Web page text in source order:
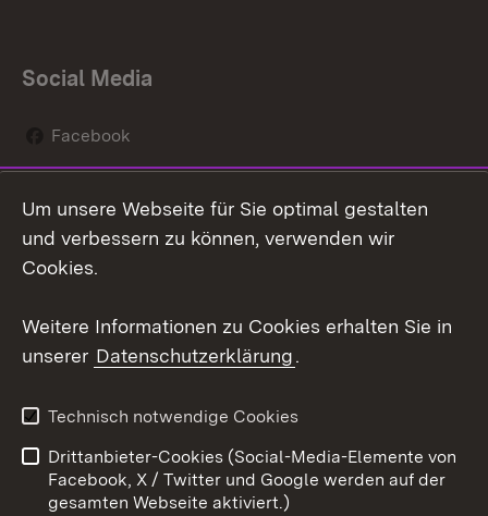
Social Media
Facebook
Social Wall
Youtube
Kontakt
Datenschutz
Barrierefreiheit
Impressum Cookies
Um unsere Webseite für Sie optimal gestalten
und verbessern zu können, verwenden wir
Cookies.
Weitere Informationen zu Cookies erhalten Sie in
unserer Datenschutzerklärung.
Technisch notwendige Cookies
Drittanbieter-Cookies (Social-Media-Elemente von
Facebook, X / Twitter und Google werden auf der
gesamten Webseite aktiviert.)